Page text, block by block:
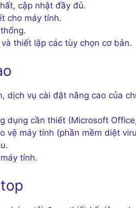
cập nhật đầy đủ.
cho máy tính.
thiết lập các tùy chọn cơ bản.
dịch vụ cài đặt nâng cao của
dụng cần thiết (Microsoft
vệ máy tính (phần mềm diệt
tính.